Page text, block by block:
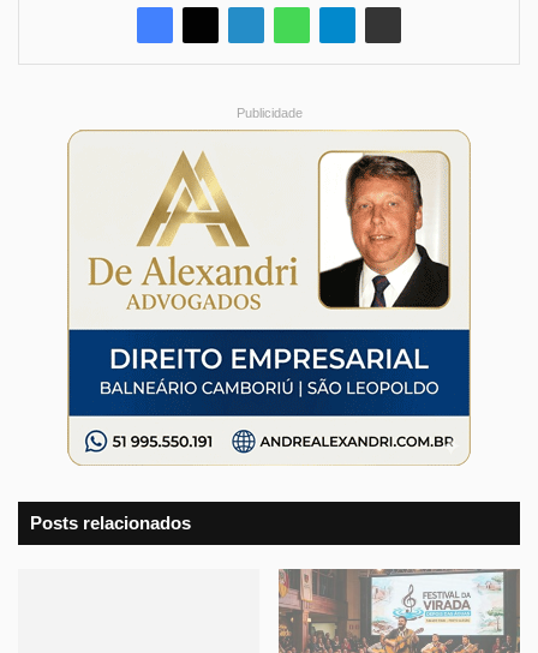
Publicidade
Posts relacionados